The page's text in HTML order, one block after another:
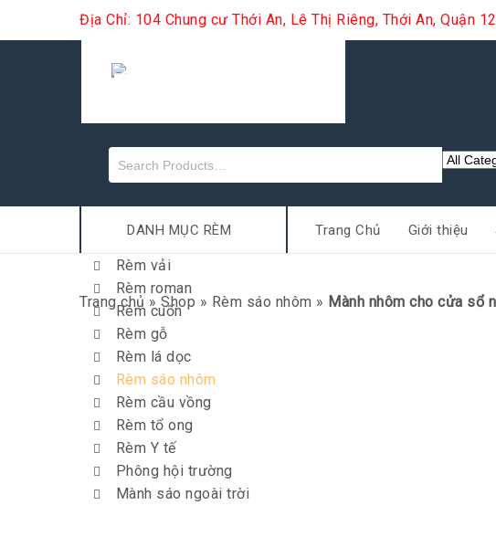
Địa Chỉ: 104 Chung cư Thới An, Lê Thị Riêng, Thới An, Quận
DANH MỤC RÈM
Rèm vải
Rèm roman
Rèm cuốn
Rèm gỗ
Rèm lá dọc
Rèm sáo nhôm
Rèm cầu vồng
Rèm tổ ong
Rèm Y tế
Phông hội trường
Mành sáo ngoài trời
Trang Chủ Giới thiệu
Trang chủ » Shop » Rèm sáo nhôm » Mành nhôm cho cửa sổ